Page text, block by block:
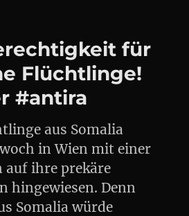
für
Flüchtlinge!
#antira
aus Somalia
in Wien mit einer
auf ihre prekäre
hingewiesen. Denn
Somalia würde